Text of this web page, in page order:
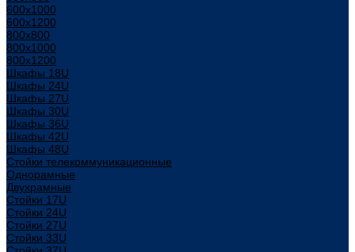
600х1000
600х1200
800x800
800х1000
800х1200
Шкафы 18U
Шкафы 24U
Шкафы 27U
Шкафы 30U
Шкафы 36U
Шкафы 42U
Шкафы 48U
Стойки телекоммуникационные
Однорамные
Двухрамные
Стойки 17U
Стойки 24U
Стойки 27U
Стойки 33U